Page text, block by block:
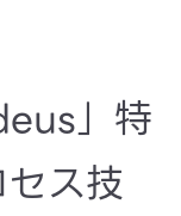
」特
ス技